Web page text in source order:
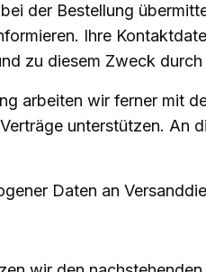
der Bestellung
Ihre
zu diesem Zweck
arbeiten wir ferner mit
unterstützen.
Daten an